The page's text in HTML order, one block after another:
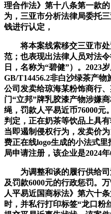
理合作法》第十八条第一款
为，三亚市分析法律局委托
钱进行认定，
将本案线索移交三亚市处
范；也表现出法律人员对法
日，名称为“碧健”）。2023
GB/T14456.2非白沙绿茶产物
公司发卖给琼海某粉饰商行
门“立邦”牌乳胶漆产物涉嫌
绳，罚款人平易近币76000元
判定，正在奶茶等饮品上具
当即遏制侵权行为，发卖价
费正在线logo生成的小法式
局申请注册，该企业是2024
为调整和谈的履行供给司
及罚款6000元的行政惩罚。
人平易近国商标法》第六十
时，并私行打印标签“龙口粉